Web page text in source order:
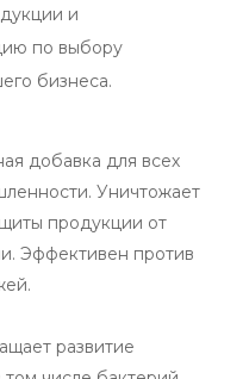
и
по выбору
бизнеса.
добавка для всех
Уничтожает
продукции от
Эффективен против
развитие